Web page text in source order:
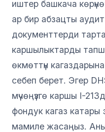
иштер башкача
ар бир абзацты
документтерди
каршылыктарды
өкмөттүн
себеп берет. Эгер
мүчөңүзгө каршы I-
фондук кагаз
мамиле жасаңыз.